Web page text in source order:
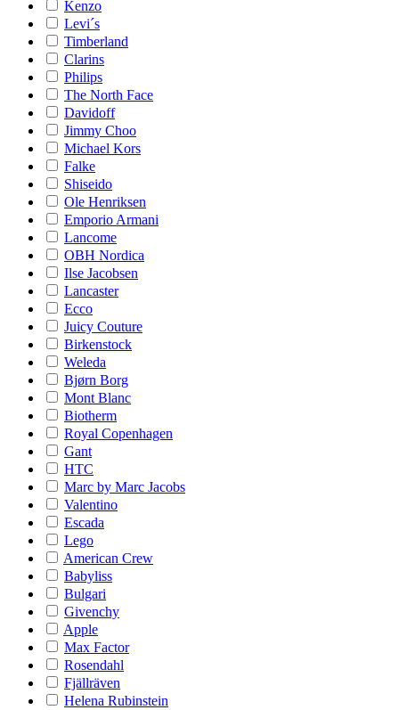
Kenzo
Levi´s
Timberland
Clarins
Philips
The North Face
Davidoff
Jimmy Choo
Michael Kors
Falke
Shiseido
Ole Henriksen
Emporio Armani
Lancome
OBH Nordica
Ilse Jacobsen
Lancaster
Ecco
Juicy Couture
Birkenstock
Weleda
Bjørn Borg
Mont Blanc
Biotherm
Royal Copenhagen
Gant
HTC
Marc by Marc Jacobs
Valentino
Escada
Lego
American Crew
Babyliss
Bulgari
Givenchy
Apple
Max Factor
Rosendahl
Fjällräven
Helena Rubinstein